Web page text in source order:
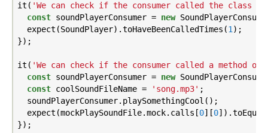
it( 'We can check if the consumer called the class
const soundPlayerConsumer = new
  expect(SoundPlayer).toHaveBeenCalledTimes(
1);
});
it( 'We can check if the consumer called a method
const soundPlayerConsumer = new
const coolSoundFileName = 'song.mp3' ;
  soundPlayerConsumer.playSomethingCool();
  expect(mockPlaySoundFile.mock.calls[
0][0